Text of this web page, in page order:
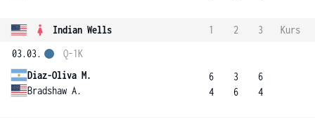
Indian Wells 1 2 3
Kurs
03.03.
Diaz-Oliva M.
Bradshaw A.
Q-1K
6
4
3
6
6
4